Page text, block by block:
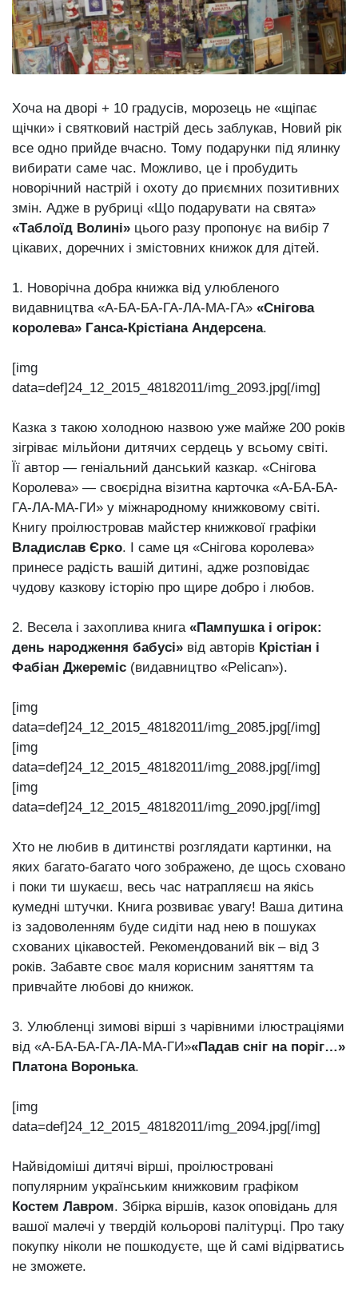
XIX
Спартакіада
VolWe...
29 Липня 2026
561 переглядів
Всі розділи
Персона
Афіша
ZONE 18+
Контакти
Політика конфіденційності
Хоча на дворі + 10 градусів, морозець не «щіпає
щічки» і святковий настрій десь заблукав, Новий рік
все одно прийде вчасно. Тому подарунки під ялинку
вибирати саме час. Можливо, це і пробудить
новорічний настрій і охоту до приємних позитивних
змін. Адже в рубриці «Що подарувати на свята»
«Таблоїд Волині» цього разу пропонує на вибір 7
цікавих, доречних і змістовних книжок для дітей.
1. Новорічна добра книжка від улюбленого
видавництва «А-БА-БА-ГА-ЛА-МА-ГА» «Снігова
королева» Ганса-Крістіана Андерсена.
[img
data=def]24_12_2015_48182011/img_2093.jpg[/img]
Казка з такою холодною назвою уже майже 200 років
зігріває мільйони дитячих сердець у всьому світі.
Її автор — геніальний данський казкар. «Снігова
Королева» — своєрідна візитна карточка «А-БА-БА-
ГА-ЛА-МА-ГИ» у міжнародному книжковому світі.
Книгу проілюстровав майстер книжкової графіки
Владислав Єрко. І саме ця «Снігова королева»
принесе радість вашій дитині, адже розповідає
чудову казкову історію про щире добро і любов.
2. Весела і захоплива книга «Пампушка і огірок:
день народження бабусі» від авторів Крістіан і
Фабіан Джереміс (видавництво «Pelican»).
[img
data=def]24_12_2015_48182011/img_2085.jpg[/img]
[img
data=def]24_12_2015_48182011/img_2088.jpg[/img]
[img
data=def]24_12_2015_48182011/img_2090.jpg[/img]
Хто не любив в дитинстві розглядати картинки, на
яких багато-багато чого зображено, де щось сховано
і поки ти шукаєш, весь час натрапляєш на якісь
кумедні штучки. Книга розвиває увагу! Ваша дитина
із задоволенням буде сидіти над нею в пошуках
схованих цікавостей. Рекомендований вік – від 3
років. Забавте своє маля корисним заняттям та
привчайте любові до книжок.
3. Улюбленці зимові вірші з чарівними ілюстраціями
від «А-БА-БА-ГА-ЛА-МА-ГИ»«Падав сніг на поріг…»
Платона Воронька.
[img
data=def]24_12_2015_48182011/img_2094.jpg[/img]
Найвідоміші дитячі вірші, проілюстровані
популярним українським книжковим графіком
Костем Лавром. Збірка віршів, казок оповідань для
вашої малечі у твердій кольорові палітурці. Про таку
покупку ніколи не пошкодуєте, ще й самі відірватись
не зможете.